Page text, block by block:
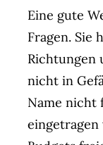
Eine gute
Fragen.
Richtungen
nicht in
Name nicht